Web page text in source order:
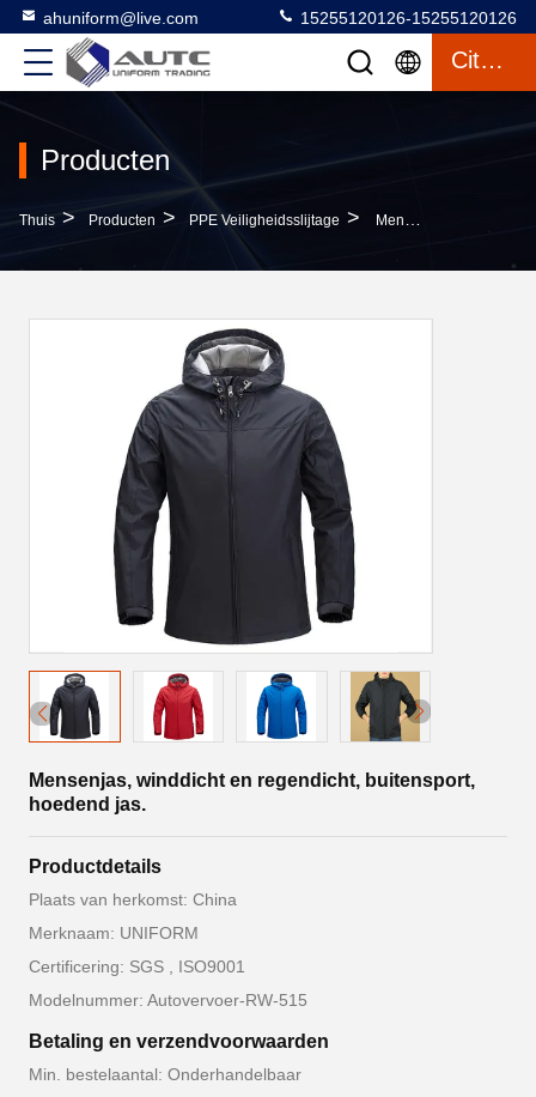
ahuniform@live.com 15255120126-15255120126
Citaat
Producten
Thuis > Producten > PPE Veiligheidsslijtage > Mensenjas, Winddicht En Regendicht, Buitensport, Hoedend Jas.
Mensenjas, winddicht en regendicht, buitensport,
hoedend jas.
Productdetails
Plaats van herkomst: China
Merknaam: UNIFORM
Certificering: SGS , ISO9001
Modelnummer: Autovervoer-RW-515
Betaling en verzendvoorwaarden
Min. bestelaantal: Onderhandelbaar